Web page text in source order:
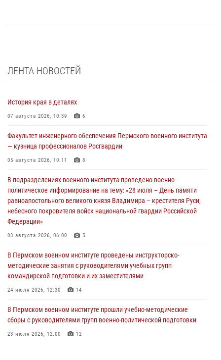
ЛЕНТА НОВОСТЕЙ
История края в деталях
07 августа 2026, 10:39 6
Факультет инженерного обеспечения Пермского военного института
— кузница профессионалов Росгвардии
05 августа 2026, 10:11 8
В подразделениях военного института проведено военно-
политическое информирование на тему: «28 июля – День памяти
равноапостольного великого князя Владимира – крестителя Руси,
небесного покровителя войск национальной гвардии Российской
Федерации»
03 августа 2026, 06:00 5
В Пермском военном институте проведены инструкторско-
методические занятия с руководителями учебных групп
командирской подготовки и их заместителями
24 июля 2026, 12:30 14
В Пермском военном институте прошли учебно-методические
сборы с руководителями групп военно-политической подготовки
23 июля 2026, 12:00 12